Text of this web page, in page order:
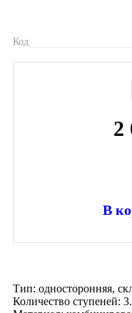
Код
2
В
Тип: односторонняя,
Количество ступеней: 3.